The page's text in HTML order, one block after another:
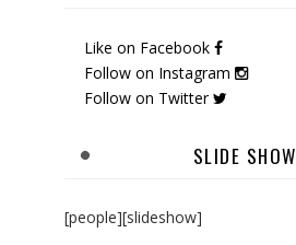
Like on Facebook
Follow on Instagram
Follow on Twitter
SLIDE SHOW
[people][slideshow]